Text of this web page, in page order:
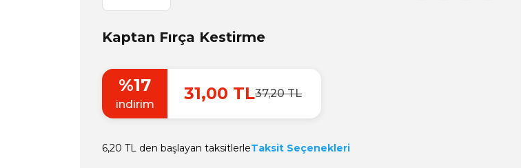
Kaptan Fırça Kestirme
%17
indirim
31,00 TL37,20 TL
6,20 TL den başlayan taksitlerleTaksit Seçenekleri